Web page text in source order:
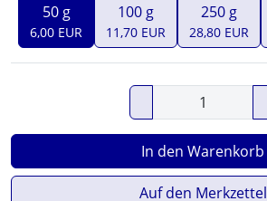
50 g
6,00 EUR
100 g
11,70 EUR
250 g
28,80 EUR
In den Warenkorb
Auf den Merkzettel